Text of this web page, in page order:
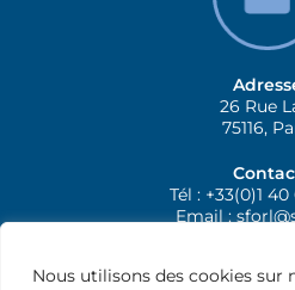
Nous utilisons des cookies sur
26 Rue
75116,
Tél : +33(0)1
Email :